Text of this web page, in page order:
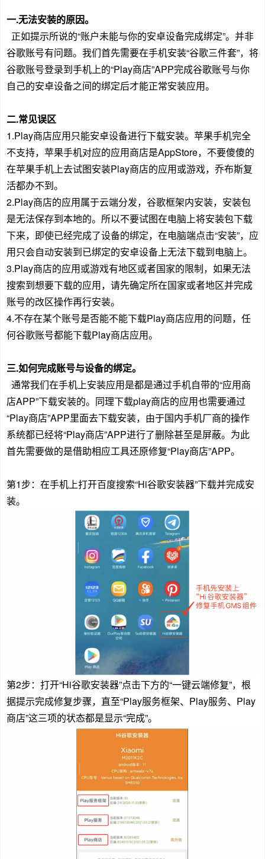
一.无法安装的原因。
正如提示所说的“账户未能与你的安卓设备完成绑定”。并非
谷歌账号有问题。我们首先需要在手机安装“谷歌三件套”，将
谷歌账号登录到手机上的“Play商店”APP完成谷歌账号与你
自己的安卓设备之间的绑定后才能正常安装应用。
二.常见误区
1.Play商店应用只能安卓设备进行下载安装。苹果手机完全
不支持，苹果手机对应的应用商店是AppStore，不要傻傻的
在苹果手机上去试图安装Play商店的应用或游戏，乔布斯复
活都办不到。
2.Play商店的应用属于云端分发，谷歌框架内安装，安装包
是无法保存到本地的。所以不要试图在电脑上将安装包下载
下来，即使已经完成了设备的绑定，在电脑端点击“安装”，应
用只会自动安装到已绑定的安卓设备上无法下载到电脑上。
3.Play商店的应用或游戏有地区或者国家的限制，如果无法
搜索到想要下载的应用，请先确定所在国家或者地区并完成
账号的改区操作再行安装。
4.不存在某个账号是否能不能下载Play商店应用的问题，任
何谷歌账号都能下载Play商店应用。
三.如何完成账号与设备的绑定。
通常我们在手机上安装应用是都是通过手机自带的“应用商
店APP”下载安装的。同理下载play商店的应用也需要通过
“Play商店”APP里面去下载安装，由于国内手机厂商的操作
系统都已经将“Play商店”APP进行了删除甚至是屏蔽。为此
首先需要做的是借助相应工具还原修复“Play商店”APP。
第1步：在手机上打开百度搜索“Hi谷歌安装器”下载并完成安
装。
第2步：打开“Hi谷歌安装器”点击下方的“一键云端修复”，根
据提示完成修复步骤，直至“Play服务框架、Play服务、Play
商店”这三项的状态都是显示“完成”。